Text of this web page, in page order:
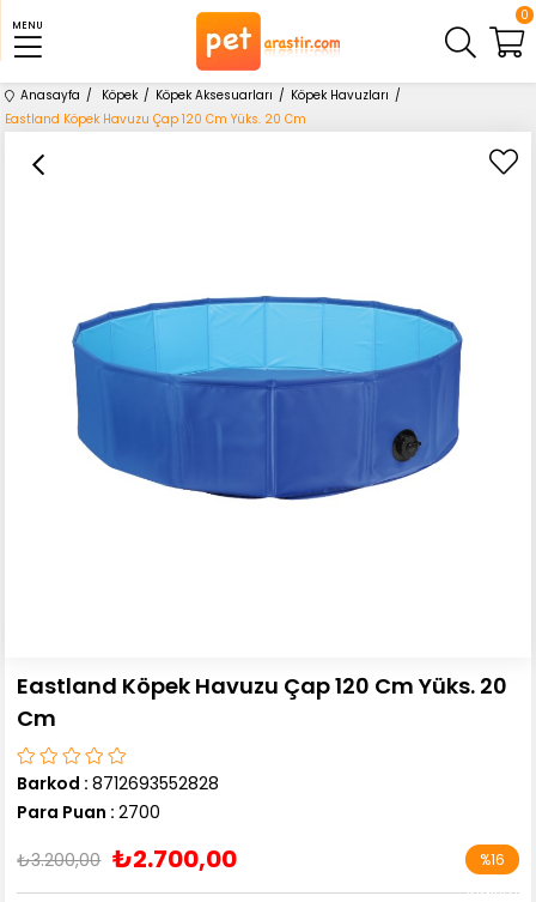
MENU
0
Anasayfa Köpek Köpek Aksesuarları
Köpek Havuzları
Eastland Köpek Havuzu Çap 120 Cm Yüks. 20 Cm
Eastland Köpek Havuzu Çap 120 Cm Yüks. 20
Cm
Barkod : 8712693552828
Para Puan : 2700
₺3.200,00 ₺2.700,00 %16
İndirim